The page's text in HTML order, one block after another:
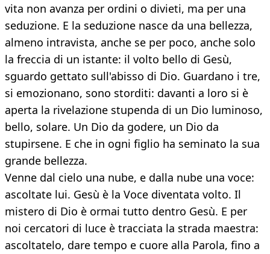
vita non avanza per ordini o divieti, ma per una
seduzione. E la seduzione nasce da una bellezza,
almeno intravista, anche se per poco, anche solo
la freccia di un istante: il volto bello di Gesù,
sguardo gettato sull'abisso di Dio. Guardano i tre,
si emozionano, sono storditi: davanti a loro si è
aperta la rivelazione stupenda di un Dio luminoso,
bello, solare. Un Dio da godere, un Dio da
stupirsene. E che in ogni figlio ha seminato la sua
grande bellezza.
Venne dal cielo una nube, e dalla nube una voce:
ascoltate lui. Gesù è la Voce diventata volto. Il
mistero di Dio è ormai tutto dentro Gesù. E per
noi cercatori di luce è tracciata la strada maestra:
ascoltatelo, dare tempo e cuore alla Parola, fino a